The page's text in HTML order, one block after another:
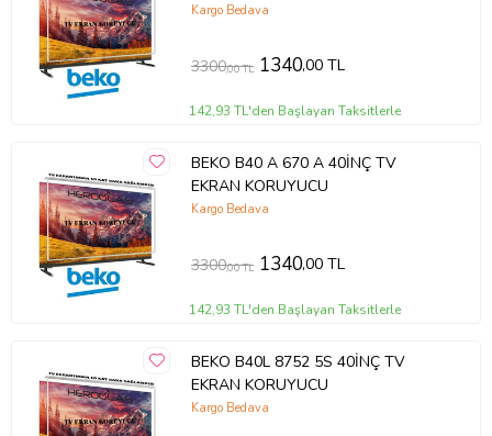
Kargo Bedava
3300,00 TL 1340,00 TL
142,93 TL'den Başlayan Taksitlerle
BEKO B40 A 670 A 40İNÇ TV
EKRAN KORUYUCU
Kargo Bedava
3300,00 TL 1340,00 TL
142,93 TL'den Başlayan Taksitlerle
BEKO B40L 8752 5S 40İNÇ TV
EKRAN KORUYUCU
Kargo Bedava